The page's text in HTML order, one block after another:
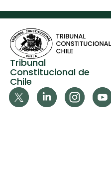
Tribunal
Constitucional de
Chile